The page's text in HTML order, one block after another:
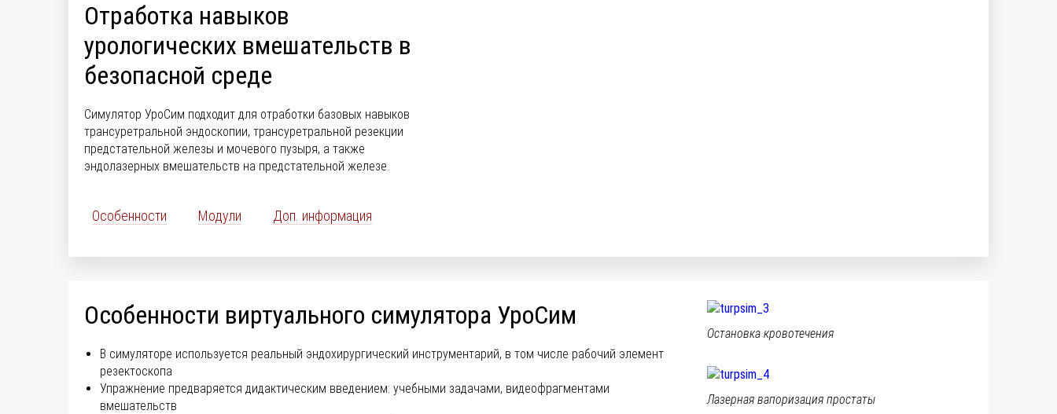
Отработка навыков
урологических вмешательств в
безопасной среде
Симулятор УроСим подходит для отработки базовых навыков
трансуретральной эндоскопии, трансуретральной резекции
предстательной железы и мочевого пузыря, а также
эндолазерных вмешательств на предстательной железе.
Особенности Модули Доп. информация
Особенности виртуального симулятора УроСим
В симуляторе используется реальный эндохирургический инструментарий, в том числе рабочий элемент
резектоскопа
Упражнение предваряется дидактическим введением: учебными задачами, видеофрагментами
вмешательств
Остановка кровотечения
Лазерная вапоризация простаты